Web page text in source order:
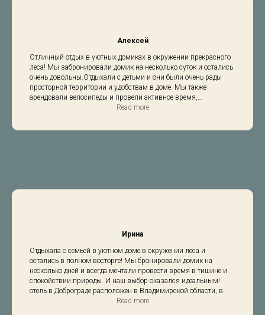
Алексей
Отличный отдых в уютных домиках в окружении прекрасного
леса! Мы забронировали домик на несколько суток и остались
очень довольны.Отдыхали с детьми и они были очень рады
просторной территории и удобствам в доме. Мы также
арендовали велосипеды и провели активное время,
путешествуя по окрестностям. Домики прекрасно оборудованы
Read more
Ирина
Отдыхала с семьей в уютном доме в окружении леса и
остались в полном восторге! Мы бронировали домик на
несколько дней и всегда мечтали провести время в тишине и
спокойствии природы. И наш выбор оказался идеальным!
отель в Доброграде расположен в Владимирской области, в
живописном парке. Мы наслаждались прогулками по
Read more